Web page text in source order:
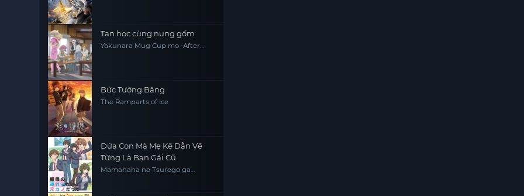
Tan học cùng nung gốm
Yakunara Mug Cup mo -After
Bức Tường Băng
The Ramparts of Ice
Đứa Con Mà Mẹ Kế Dẫn Về
Từng Là Bạn Gái Cũ
Mamahaha no Tsurego ga